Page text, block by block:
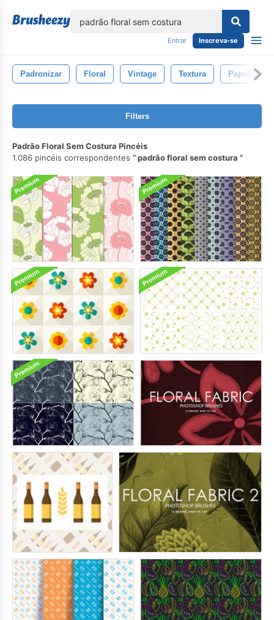
Entrar Inscreva-se
Padronizar Floral Vintage Textura Papel De
Filters
Padrão Floral Sem Costura Pincéis
1.086 pincéis correspondentes
padrão floral sem costura